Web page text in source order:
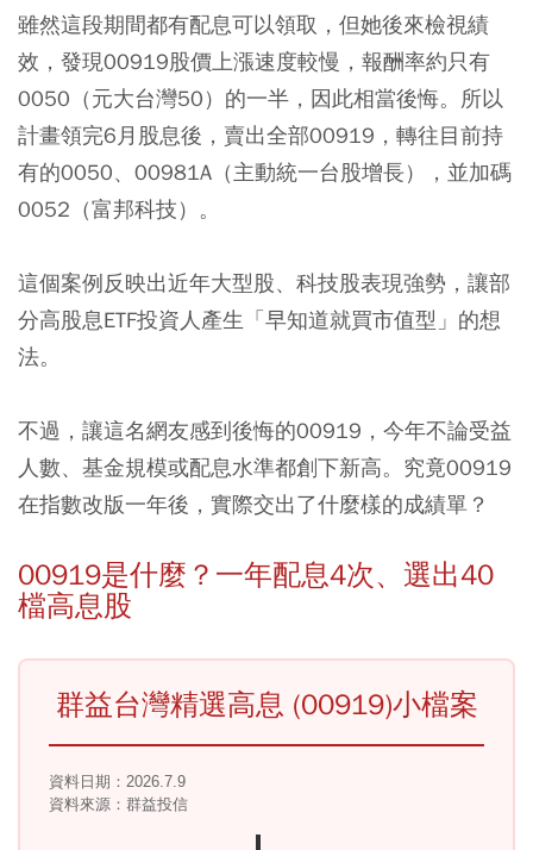
雖然這段期間都有配息可以領取，但她後來檢視績
效，發現00919股價上漲速度較慢，報酬率約只有
0050（元大台灣50） 的一半，因此相當後悔。所以
計畫領完6月股息後，賣出全部00919，轉往目前持
有的0050、 00981A（主動統一台股增長）
，並加碼
0052（富邦科技）。
這個案例反映出近年大型股、科技股表現強勢，讓部
分高股息ETF投資人產生「早知道就買市值型」的想
法。
不過，讓這名網友感到後悔的00919，今年不論受益
人數、基金規模或配息水準都創下新高。究竟00919
在指數改版一年後，實際交出了什麼樣的成績單？
00919是什麼？一年配息4次、選出40
檔高息股
群益台灣精選高息 (00919)小檔案
資料日期：2026.7.9
資料來源：群益投信